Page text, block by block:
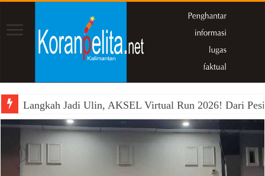
Langkah Jadi Ulin, AKSEL Virtual Run 2026! Dari